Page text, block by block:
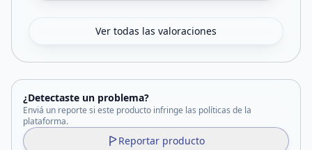
Ver todas las valoraciones
¿Detectaste un problema?
Enviá un reporte si este producto infringe las políticas de la
plataforma.
Reportar producto